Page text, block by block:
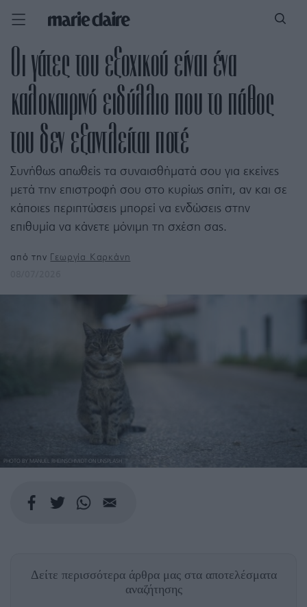
Οι γάτες του εξοχικού είναι ένα
καλοκαιρινό ειδύλλιο που το πάθος
του δεν εξαντλείται ποτέ
Συνήθως απωθείς τα συναισθήματά σου για εκείνες
μετά την επιστροφή σου στο κυρίως σπίτι, αν και σε
κάποιες περιπτώσεις μπορεί να ενδώσεις στην
επιθυμία να κάνετε μόνιμη τη σχέση σας.
από την Γεωργία Καρκάνη
PHOTO BY MANUEL RHEINSCHMIDT ON UNSPLASH
Δείτε περισσότερα άρθρα μας στα αποτελέσματα
αναζήτησης